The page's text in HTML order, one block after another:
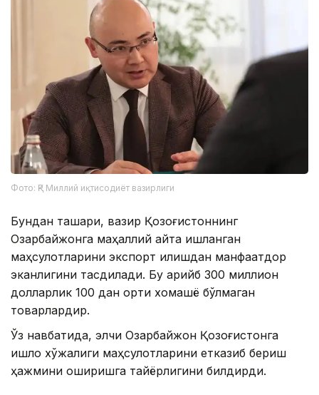
Фото: ҚР Миллий иқтисодиёт вазирлиги
Бундан ташқари, вазир Қозоғистоннинг
Озарбайжонга маҳаллий қайта ишланган
маҳсулотларини экспорт қилишдан манфаатдор
эканлигини тасдиқлади. Бу қарийб 300 миллион
долларлик 100 дан ортиқ хомашё бўлмаган
товарлардир.
Ўз навбатида, элчи Озарбайжон Қозоғистонга
қишлоқ хўжалиги маҳсулотларини етказиб бериш
ҳажмини оширишга тайёрлигини билдирди.